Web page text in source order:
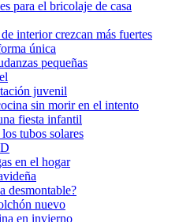
para el bricolaje de casa
interior crezcan más fuertes
única
pequeñas
juvenil
sin morir en el intento
fiesta infantil
tubos solares
en el hogar
desmontable?
nuevo
en invierno